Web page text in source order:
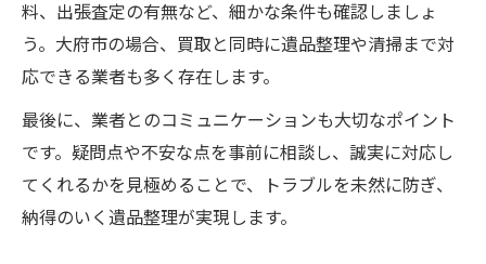
料、出張査定の有無など、細かな条件も確認しましょ
う。大府市の場合、買取と同時に遺品整理や清掃まで対
応できる業者も多く存在します。
最後に、業者とのコミュニケーションも大切なポイント
です。疑問点や不安な点を事前に相談し、誠実に対応し
てくれるかを見極めることで、トラブルを未然に防ぎ、
納得のいく遺品整理が実現します。